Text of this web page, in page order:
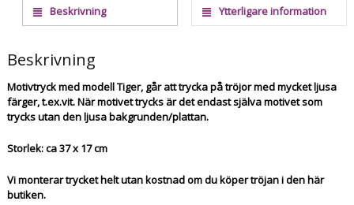
Beskrivning Ytterligare information
Beskrivning
Motivtryck med modell Tiger, går att trycka på tröjor med mycket ljusa
färger, t.ex.vit. När motivet trycks är det endast själva motivet som
trycks utan den ljusa bakgrunden/plattan.
Storlek: ca 37 x 17 cm
Vi monterar trycket helt utan kostnad om du köper tröjan i den här
butiken.